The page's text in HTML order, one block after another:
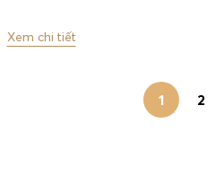
Xem chi tiết
1 2